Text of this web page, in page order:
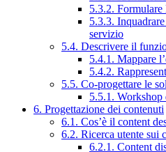
5.3.2.
5.3.3.
servizio
5.4. Descrivere il
5.4.1. Mappare
5.4.2.
5.5. Co-progettare le
5.5.1. Workshop
6. Progettazione dei contenuti
6.1. Cos’è il content
6.2. Ricerca utente sui
6.2.1. Content